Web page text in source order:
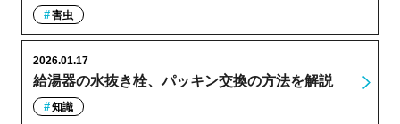
害虫
給湯器の水抜き栓、パッキン交換の方法を解説
2026.01.17
知識